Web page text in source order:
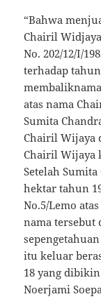
“Bahwa
Chairil
No. 202/12/I/
terhadap
atas nama
Sumita
Chairil Wijaya
Chairil Wijaya
Setelah
hektar tahun
No.5/Lemo
nama tersebut
itu keluar
18 yang
Noerjami